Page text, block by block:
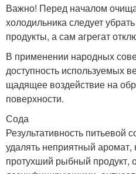
Важно! Перед началом
холодильника следует
продукты, а сам агрегат
В применении народных
доступность используемых
щадящее воздействие на
поверхности.
Сода
Результативность
удалять неприятный аромат,
протухший рыбный